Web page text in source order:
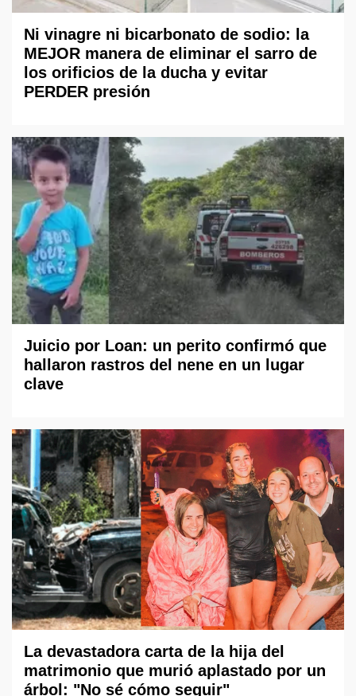
Ni vinagre ni bicarbonato de sodio: la
MEJOR manera de eliminar el sarro de
los orificios de la ducha y evitar
PERDER presión
Juicio por Loan: un perito confirmó que
hallaron rastros del nene en un lugar
clave
La devastadora carta de la hija del
matrimonio que murió aplastado por un
árbol: "No sé cómo seguir"